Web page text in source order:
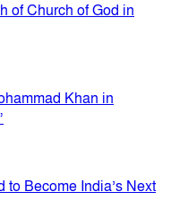
of Church of God in
Khan in
Become India’s Next